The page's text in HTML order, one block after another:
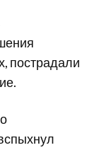
пострадали